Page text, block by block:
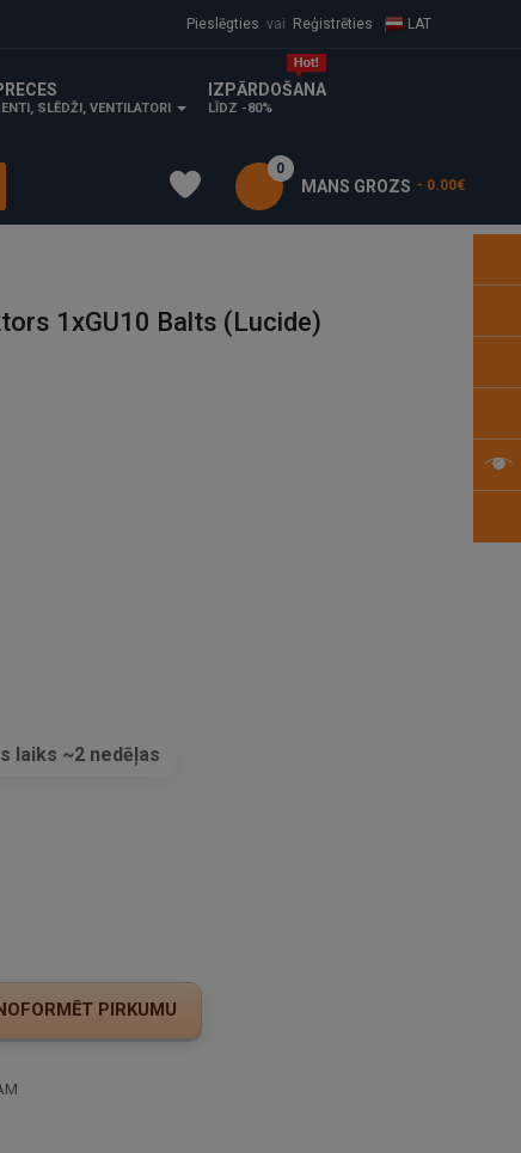
Pieslēgties vai Reģistrēties LAT
SLĒDŽI, VENTILATORI
IZPĀRDOŠANA
LĪDZ -80%
MANS GROZS
0
- 0.00€
1xGU10 Balts (Lucide)
laiks ~2 nedēļas